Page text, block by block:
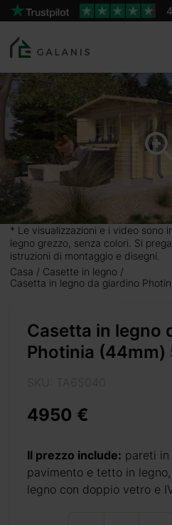
* Le visualizzazioni e i video sono
legno grezzo, senza colori. Si
istruzioni di montaggio e disegni.
Casa
Casette in legno
Casetta in legno da giardino
Casetta in legno
Photinia (44mm)
4950 €
Il prezzo include: pareti
pavimento e tetto in
legno con doppio vetro e
Prodotto:
Photinia Pareti da 44 mm
4950 €
5 x
due
persino
kit